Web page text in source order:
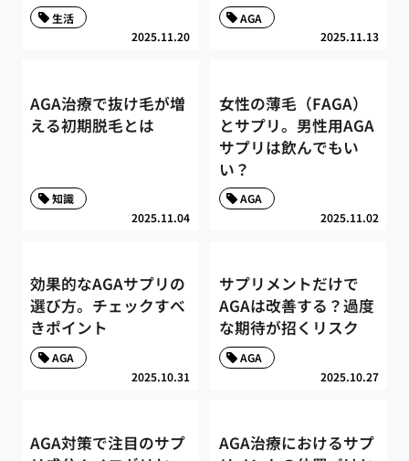
2025.11.20
生活
2025.11.13
AGA
AGA治療で抜け毛が増
える初期脱毛とは
2025.11.04
知識
女性の薄毛（FAGA）
とサプリ。男性用AGA
サプリは飲んでもい
い？
2025.11.02
AGA
効果的なAGAサプリの
選び方。チェックすべ
きポイント
2025.10.31
AGA
サプリメントだけで
AGAは改善する？過度
な期待が招くリスク
2025.10.27
AGA
AGA対策で注目のサプ
AGA治療におけるサプ